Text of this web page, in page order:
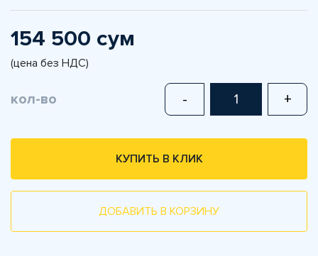
154 500 сум
(цена без НДС)
кол-во - +
КУПИТЬ В КЛИК
ДОБАВИТЬ В КОРЗИНУ